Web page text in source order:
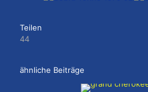
Teilen
44
ähnliche Beiträge